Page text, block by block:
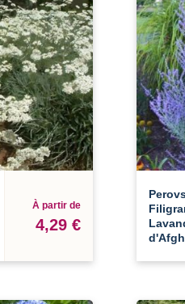
À partir de
4,29 €